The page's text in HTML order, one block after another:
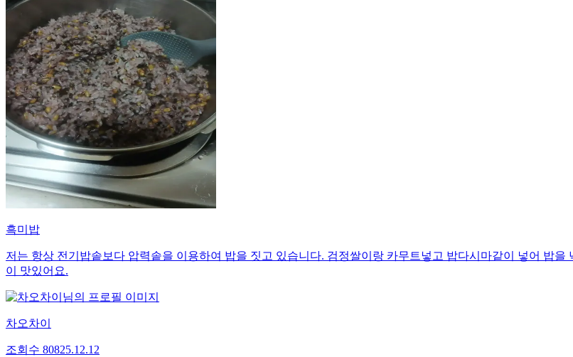
흑미밥
저는 항상 전기밥솥보다 압력솥을 이용하여 밥을 짓고 있습니다. 검정쌀이랑 카무트넣고 밥다시마같이 넣어 밥
이 맛있어요.
차오차이
조회수 80825.12.12